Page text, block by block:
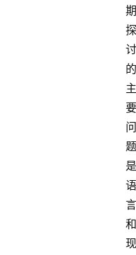
期
探
讨
的
主
要
问
题
是
语
言
和
现